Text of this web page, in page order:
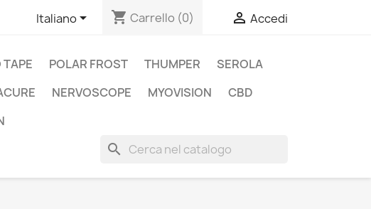
Italiano shopping_cart Carrello (0)  Accedi
TAPE POLAR FROST THUMPER
SEROLA
NERVOSCOPE MYOVISION
CBD
search